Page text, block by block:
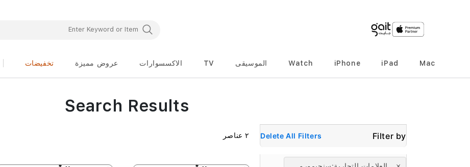
Mac
iPad
iPhone
Watch الموسيقى TV الاكسسوارات عروض مميزة تخفيضات
٢عناصر
Search Results
Delete All Filters